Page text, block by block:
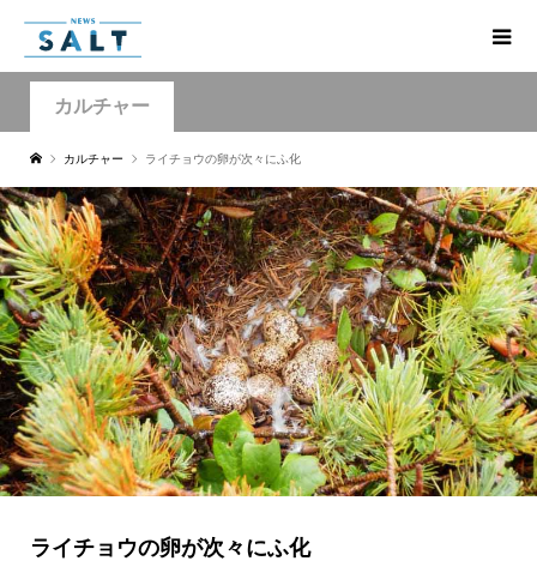
カルチャー
カルチャー ライチョウの卵が次々にふ化
ライチョウの卵が次々にふ化